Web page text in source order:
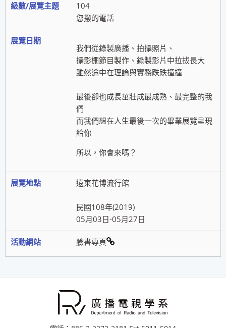
104
您撥的電話
我們從錄製廣播、拍攝照片、
攝影棚節目製作、錄製影片中拉拔長大
雖然途中在理論與實務跌跌撞撞
最後卻也成長茁壯成最成熟、最完整的我
們
而我們想在人生最後一次的畢業展覽呈現
給你
所以，你會來嗎？
遠東花博流行館
民國108年(2019)
05月03日-05月27日
臉書專頁